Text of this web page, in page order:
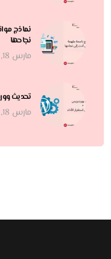
نماذج
نجاحها
مارس 18, 2026
تحديث
مارس 18, 2026